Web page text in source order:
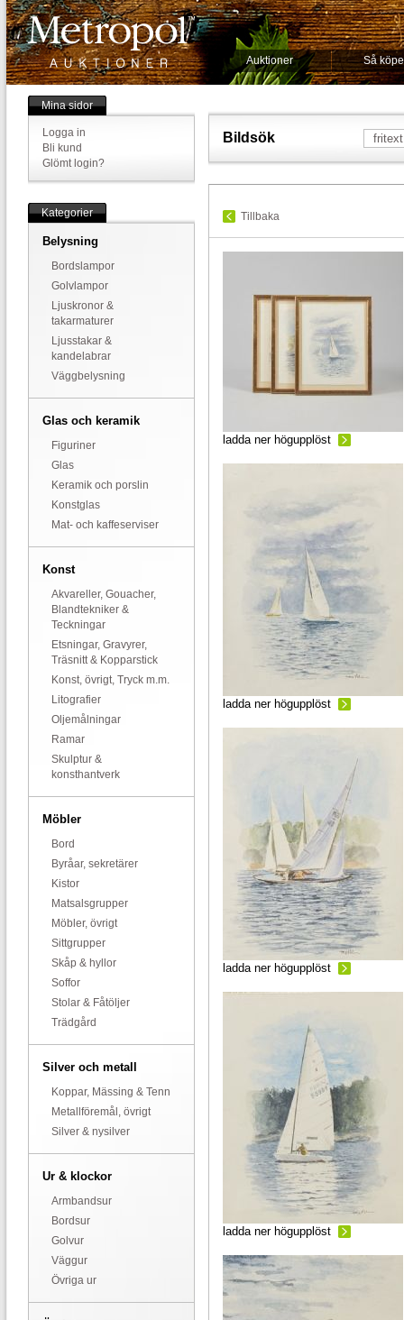
Auktioner Så
Mina sidor
Logga in
Bli kund
Glömt login?
Kategorier
Belysning
Bordslampor
Golvlampor
Ljuskronor &
takarmaturer
Ljusstakar &
kandelabrar
Väggbelysning
Glas och keramik
Figuriner
Glas
Keramik och porslin
Konstglas
Mat- och kaffeserviser
Konst
Akvareller, Gouacher,
Blandtekniker &
Teckningar
Etsningar, Gravyrer,
Träsnitt & Kopparstick
Konst, övrigt, Tryck m.m.
Litografier
Oljemålningar
Ramar
Skulptur &
konsthantverk
Möbler
Bord
Byråar, sekretärer
Kistor
Matsalsgrupper
Möbler, övrigt
Sittgrupper
Skåp & hyllor
Soffor
Stolar & Fåtöljer
Trädgård
Silver och metall
Koppar, Mässing & Tenn
Metallföremål, övrigt
Silver & nysilver
Ur & klockor
Armbandsur
Bordsur
Golvur
Väggur
Övriga ur
Bildsök
Tillbaka
ladda ner högupplöst
ladda ner högupplöst
ladda ner högupplöst
ladda ner högupplöst